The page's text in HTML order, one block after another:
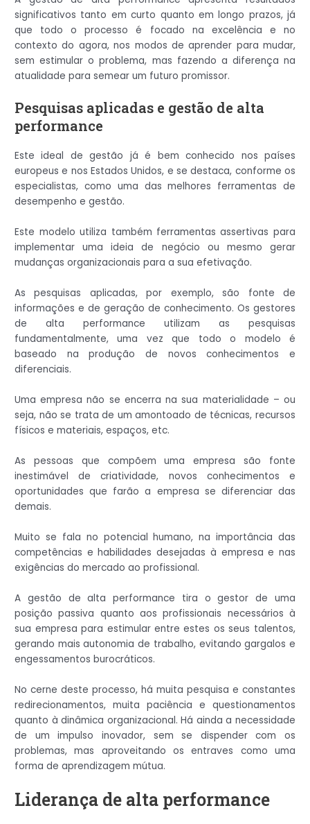
significativos tanto em curto quanto em longo prazos, já
que todo o processo é focado na excelência e no
contexto do agora, nos modos de aprender para mudar,
sem estimular o problema, mas fazendo a diferença na
atualidade para semear um futuro promissor.
Pesquisas aplicadas e gestão de alta
performance
Este ideal de gestão já é bem conhecido nos países
europeus e nos Estados Unidos, e se destaca, conforme os
especialistas, como uma das melhores ferramentas de
desempenho e gestão.
Este modelo utiliza também ferramentas assertivas para
implementar uma ideia de negócio ou mesmo gerar
mudanças organizacionais para a sua efetivação.
As pesquisas aplicadas, por exemplo, são fonte de
informações e de geração de conhecimento. Os gestores
de alta performance utilizam as pesquisas
fundamentalmente, uma vez que todo o modelo é
baseado na produção de novos conhecimentos e
diferenciais.
Uma empresa não se encerra na sua materialidade – ou
seja, não se trata de um amontoado de técnicas, recursos
físicos e materiais, espaços, etc.
As pessoas que compõem uma empresa são fonte
inestimável de criatividade, novos conhecimentos e
oportunidades que farão a empresa se diferenciar das
demais.
Muito se fala no potencial humano, na importância das
competências e habilidades desejadas à empresa e nas
exigências do mercado ao profissional.
A gestão de alta performance tira o gestor de uma
posição passiva quanto aos profissionais necessários à
sua empresa para estimular entre estes os seus talentos,
gerando mais autonomia de trabalho, evitando gargalos e
engessamentos burocráticos.
No cerne deste processo, há muita pesquisa e constantes
redirecionamentos, muita paciência e questionamentos
quanto à dinâmica organizacional. Há ainda a necessidade
de um impulso inovador, sem se dispender com os
problemas, mas aproveitando os entraves como uma
forma de aprendizagem mútua.
Liderança de alta performance